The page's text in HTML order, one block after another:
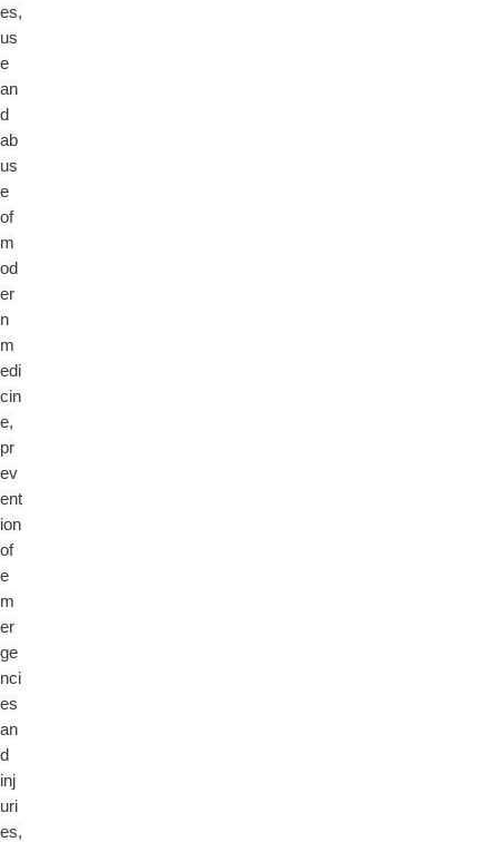
es,
us
e
an
d
ab
us
e
of
m
od
er
n
m
edi
cin
e,
pr
ev
ent
ion
of
e
m
er
ge
nci
es
an
d
inj
uri
es,